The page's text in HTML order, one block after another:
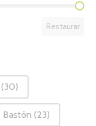
Restaurar
(30)
Bastón (23)